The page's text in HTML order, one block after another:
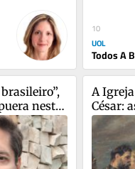
10
UOL
Todos A
brasileiro”,
neste
A
César:
nosso